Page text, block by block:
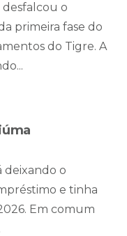
desfalcou o
primeira fase do
do Tigre. A
deixando o
e tinha
Em comum